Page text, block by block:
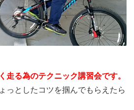
走る為のテクニック講習会です。
っとしたコツを掴んでもらえたら